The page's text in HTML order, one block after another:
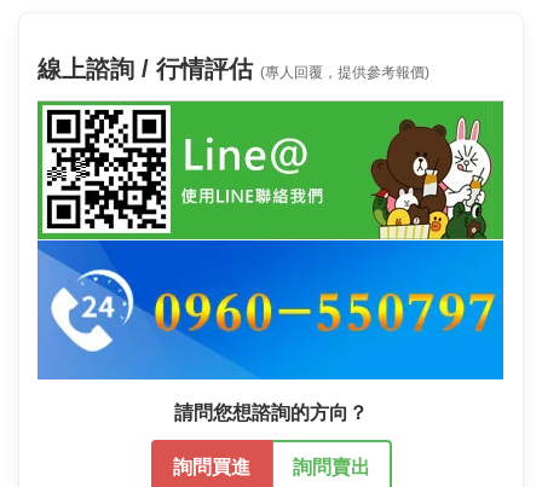
線上諮詢 / 行情評估 (專人回覆，提供參考報價)
請問您想諮詢的方向？
詢問買進 詢問賣出